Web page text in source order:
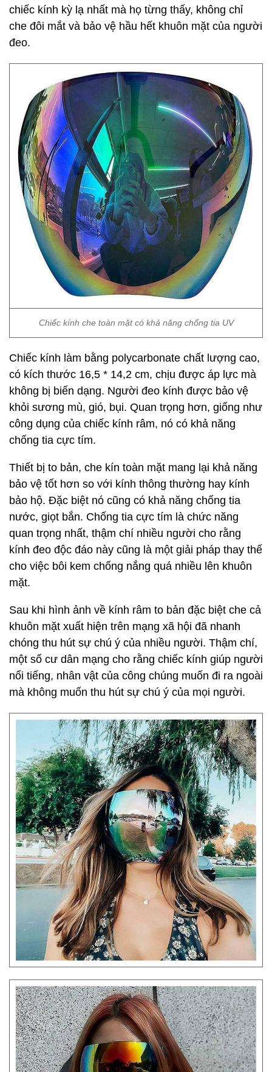
chiếc kính kỳ lạ nhất mà họ từng thấy, không chỉ
che đôi mắt và bảo vệ hầu hết khuôn mặt của người
đeo.
Chiếc kính che toàn mặt có khả năng chống tia UV
Chiếc kính làm bằng polycarbonate chất lượng cao,
có kích thước 16,5 * 14,2 cm, chịu được áp lực mà
không bị biến dạng. Người đeo kính được bảo vệ
khỏi sương mù, gió, bụi. Quan trọng hơn, giống như
công dụng của chiếc kính râm, nó có khả năng
chống tia cực tím.
Thiết bị to bản, che kín toàn mặt mang lại khả năng
bảo vệ tốt hơn so với kính thông thường hay kính
bảo hộ. Đặc biệt nó cũng có khả năng chống tia
nước, giọt bắn. Chống tia cực tím là chức năng
quan trọng nhất, thậm chí nhiều người cho rằng
kính đeo độc đáo này cũng là một giải pháp thay thế
cho việc bôi kem chống nắng quá nhiều lên khuôn
mặt.
Sau khi hình ảnh về kính râm to bản đặc biệt che cả
khuôn mặt xuất hiện trên mạng xã hội đã nhanh
chóng thu hút sự chú ý của nhiều người. Thậm chí,
một số cư dân mạng cho rằng chiếc kính giúp người
nổi tiếng, nhân vật của công chúng muốn đi ra ngoài
mà không muốn thu hút sự chú ý của mọi người.